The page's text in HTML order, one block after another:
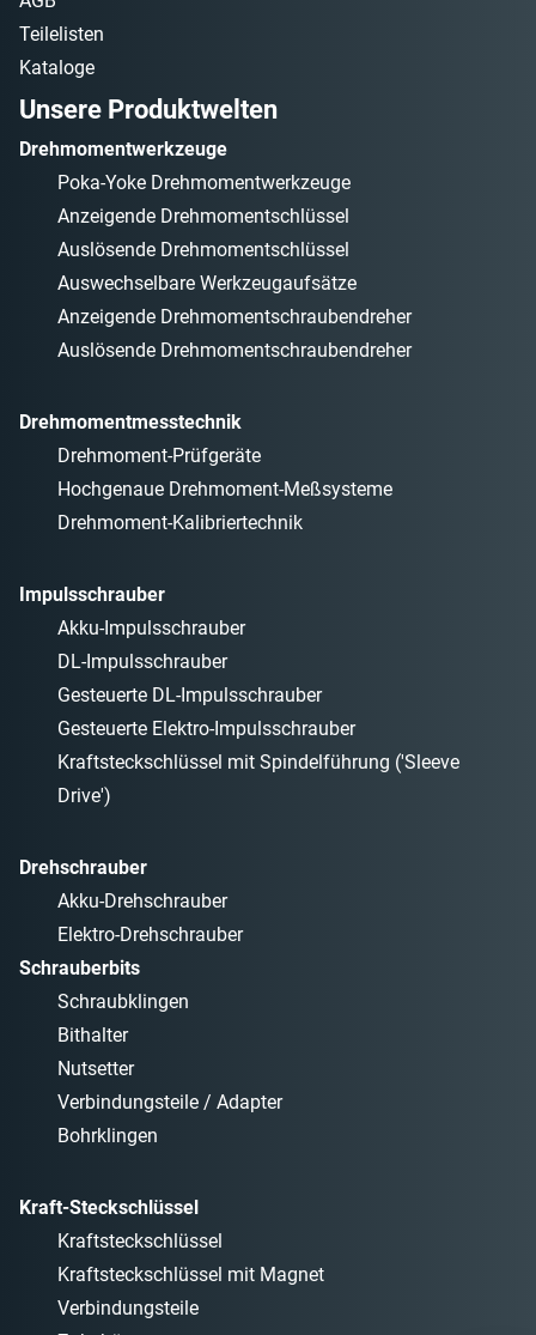
Unsere Produktwelten
Teilelisten
Kataloge
Drehmomentwerkzeuge
Poka-Yoke Drehmomentwerkzeuge
Anzeigende Drehmomentschlüssel
Auslösende Drehmomentschlüssel
Auswechselbare Werkzeugaufsätze
Anzeigende Drehmomentschraubendreher
Auslösende Drehmomentschraubendreher
Drehmomentmesstechnik
Drehmoment-Prüfgeräte
Hochgenaue Drehmoment-Meßsysteme
Drehmoment-Kalibriertechnik
Impulsschrauber
Akku-Impulsschrauber
DL-Impulsschrauber
Gesteuerte DL-Impulsschrauber
Gesteuerte Elektro-Impulsschrauber
Kraftsteckschlüssel mit Spindelführung ('Sleeve
Drive')
Drehschrauber
Akku-Drehschrauber
Elektro-Drehschrauber
Schrauberbits
Schraubklingen
Bithalter
Nutsetter
Verbindungsteile / Adapter
Bohrklingen
Kraft-Steckschlüssel
Kraftsteckschlüssel
Kraftsteckschlüssel mit Magnet
Verbindungsteile